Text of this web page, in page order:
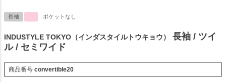
長袖 ポケットなし
INDUSTYLE TOKYO（インダスタイルトウキョウ）
長袖 / ツイ
ル / セミワイド
商品番号 convertible20